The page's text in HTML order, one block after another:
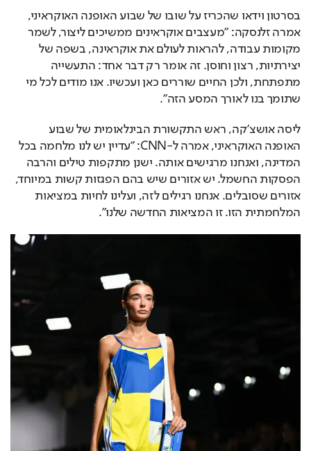
בסרטון וידאו שהכריז על שובו של שבוע האופנה האוקראיני,
אמרה זלנסקה: "מעצבים אוקראינים ממשיכים ליצור, לשמר
מקומות עבודה, להראות לעולם את אוקראינה, בשפה של
יצירתיות, רצון וחוסן. זה אומר רק דבר אחד: התעשייה
מתפתחת, ולכן החיים שוררים כאן ועכשיו. אנו מודים לכל מי
שתומך בנו לאורך המסע הזה".
ליסה אושצ'קה, ראש התקשורת הבינלאומית של שבוע
האופנה האוקראיני, אמרה ל-CNN: "עדיין יש לנו מלחמה בכל
המדינה, ואנחנו מרגישים אותה. ישנן מתקפות טילים והרבה
הפסקות החשמל. יש אזורים שיש בהם הפגזות קשות במיוחד,
אזורים שסובלים. אנחנו רגילים לזה, ועלינו לחיות במציאות
המלחמתית הזו. זו המציאות החדשה שלנו".